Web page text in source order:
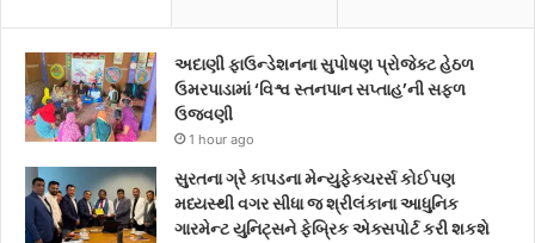
અદાણી ફાઉન્ડેશનના સુપોષણ પ્રોજેક્ટ હેઠળ
ઉમરપાડામાં ‘વિશ્વ સ્તનપાન સપ્તાહ’ની સફળ
ઉજવણી
1 hour ago
સુરતના ગ્રે કાપડના મેન્યુફેક્ચરર્સ કોઈપણ
મધ્યસ્થી વગર સીધા જ શ્રીલંકાના આધુનિક
ગારમેન્ટ યુનિટ્સને ફેબ્રિક એક્સપોર્ટ કરી શકશે